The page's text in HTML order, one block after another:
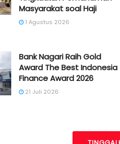
Masyarakat soal Haji
1 Agustus 2026
Bank Nagari Raih Gold
Award The Best Indonesia
Finance Award 2026
21 Juli 2026